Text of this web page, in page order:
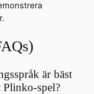
är bäst
Plinko-spel?